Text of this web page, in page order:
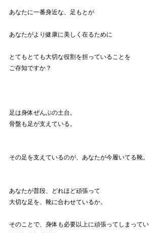
あなたに一番身近な、足もとが
あなたがより健康に美しく在るために
とてもとても大切な役割を担っていることを
ご存知ですか？
足は身体ぜんぶの土台。
骨盤も足が支えている。
その足を支えているのが、あなたが今履いてる靴。
あなたが普段、どれほど頑張って
大切な足を、靴に合わせているか。
そのことで、身体も必要以上に頑張ってしまってい